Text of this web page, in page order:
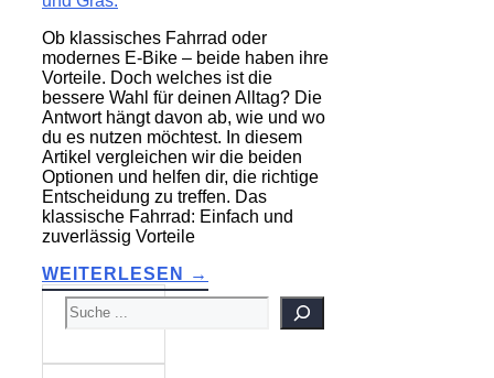
Ob klassisches Fahrrad oder
modernes E-Bike – beide haben ihre
Vorteile. Doch welches ist die
bessere Wahl für deinen Alltag? Die
Antwort hängt davon ab, wie und wo
du es nutzen möchtest. In diesem
Artikel vergleichen wir die beiden
Optionen und helfen dir, die richtige
Entscheidung zu treffen. Das
klassische Fahrrad: Einfach und
zuverlässig Vorteile
WEITERLESEN →
SUCHEN